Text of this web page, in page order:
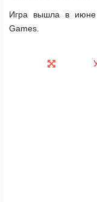
Игра вышла в июне
Games.